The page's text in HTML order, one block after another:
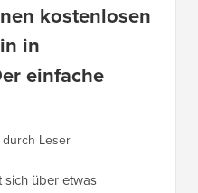
kostenlosen
in
einfache
Leser
sich über etwas